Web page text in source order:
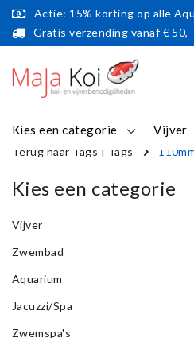
Actie: 15% korting op alle
Gratis verzending vanaf €
Kies een categorie Vijver
Terug naar Tags|Tags
Kies een categorie
Vijver
Zwembad
Aquarium
Jacuzzi/Spa
Zwemspa's